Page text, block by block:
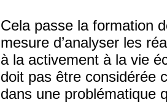
Cela passe la formation
mesure d’analyser les
à la activement à la vie
doit pas être considérée
dans une problématique